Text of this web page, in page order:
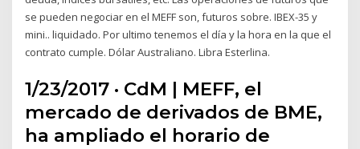
se pueden negociar en el MEFF son, futuros sobre. IBEX-35 y
mini.. liquidado. Por ultimo tenemos el día y la hora en la que el
contrato cumple. Dólar Australiano. Libra Esterlina.
1/23/2017 · CdM | MEFF, el
mercado de derivados de BME,
ha ampliado el horario de